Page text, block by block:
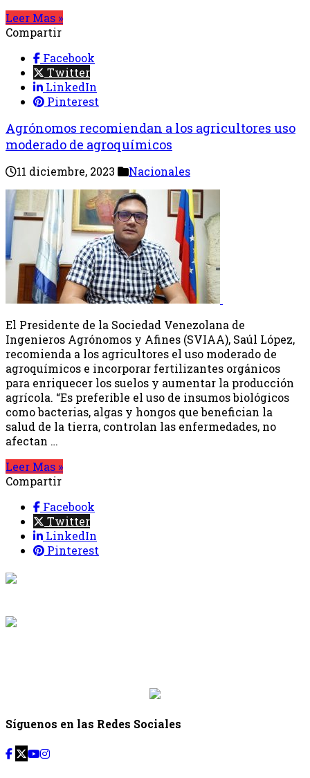
Leer Mas »
Compartir
Facebook
Twitter
LinkedIn
Pinterest
Agrónomos recomiendan a los agricultores uso
moderado de agroquímicos
11 diciembre, 2023 Nacionales
El Presidente de la Sociedad Venezolana de
Ingenieros Agrónomos y Afines (SVIAA), Saúl López,
recomienda a los agricultores el uso moderado de
agroquímicos e incorporar fertilizantes orgánicos
para enriquecer los suelos y aumentar la producción
agrícola. “Es preferible el uso de insumos biológicos
como bacterias, algas y hongos que benefician la
salud de la tierra, controlan las enfermedades, no
afectan …
Leer Mas »
Compartir
Facebook
Twitter
LinkedIn
Pinterest
Síguenos en las Redes Sociales